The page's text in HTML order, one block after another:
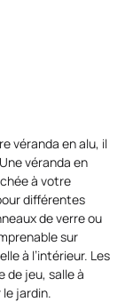
véranda en alu, il
véranda en
à votre
différentes
de verre ou
sur
à l’intérieur. Les
de jeu, salle à
jardin.